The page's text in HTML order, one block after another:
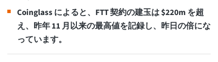
Coinglass によると、FTT 契約の建玉は $220m を超
え、昨年 11 月以来の最高値を記録し、昨日の倍にな
っています。